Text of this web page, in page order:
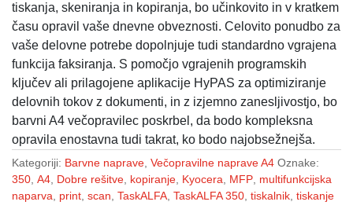
tiskanja, skeniranja in kopiranja, bo učinkovito in v kratkem
času opravil vaše dnevne obveznosti. Celovito ponudbo za
vaše delovne potrebe dopolnjuje tudi standardno vgrajena
funkcija faksiranja. S pomočjo vgrajenih programskih
ključev ali prilagojene aplikacije HyPAS za optimiziranje
delovnih tokov z dokumenti, in z izjemno zanesljivostjo, bo
barvni A4 večopravilec poskrbel, da bodo kompleksna
opravila enostavna tudi takrat, ko bodo najobsežnejša.
Kategoriji: Barvne naprave, Večopravilne naprave A4 Oznake:
350, A4, Dobre rešitve, kopiranje, Kyocera, MFP, multifunkcijska
naparva, print, scan, TaskALFA, TaskALFA 350, tiskalnik, tiskanje